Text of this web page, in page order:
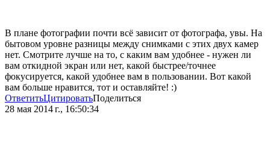
В плане фотографии почти всё зависит от фотографа, увы. На
бытовом уровне разницы между снимками с этих двух камер
нет. Смотрите лучше на то, с каким вам удобнее - нужен ли
вам откидной экран или нет, какой быстрее/точнее
фокусируется, какой удобнее вам в пользовании. Вот какой
вам больше нравится, тот и оставляйте! :)
ОтветитьЦитироватьПоделиться
28 мая 2014 г., 16:50:34